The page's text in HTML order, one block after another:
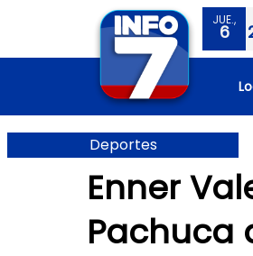
JUE.,
6
Deportes
Enner
Pachuca